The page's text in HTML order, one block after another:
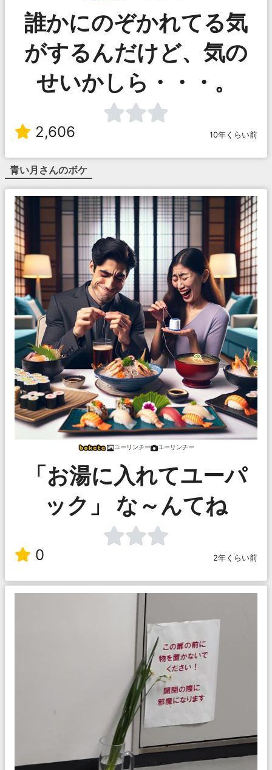
誰かにのぞかれてる気
がするんだけど、気の
せいかしら・・・。
2,606 10年くらい前
青い月 さんのボケ
ユーリンチー ユーリンチー
「お湯に入れてユーパ
ック」 な～んてね
0 2年くらい前